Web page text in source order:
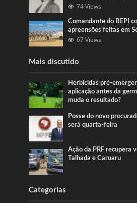
74 Views
Comandante do BEPI
apreensões feitas em
67 Views
Mais discutido
Herbicidas pré-
aplicação antes da
muda o resultado?
Posse do novo
será quarta-feira
Ação da PRF recupera
Talhada e Caruaru
Categorias